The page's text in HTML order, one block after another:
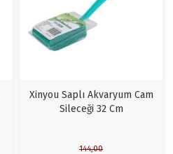
Xinyou Saplı Akvaryum Cam
Sileceği 32 Cm
144,00